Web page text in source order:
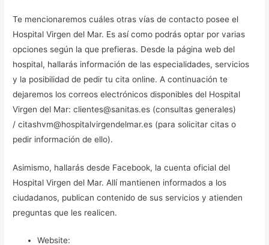
Te mencionaremos cuáles otras vías de contacto posee el
Hospital Virgen del Mar. Es así como podrás optar por varias
opciones según la que prefieras. Desde la página web del
hospital, hallarás información de las especialidades, servicios
y la posibilidad de pedir tu cita online. A continuación te
dejaremos los correos electrónicos disponibles del Hospital
Virgen del Mar: clientes@sanitas.es (consultas generales)
/ citashvm@hospitalvirgendelmar.es (para solicitar citas o
pedir información de ello).
Asimismo, hallarás desde Facebook, la cuenta oficial del
Hospital Virgen del Mar. Allí mantienen informados a los
ciudadanos, publican contenido de sus servicios y atienden
preguntas que les realicen.
Website: